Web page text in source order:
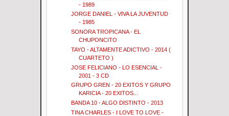
- 1989
JORGE DANIEL - VIVA LA JUVENTUD
- 1985
SONORA TROPICANA - EL
CHUPONCITO
TAYO - ALTAMENTE ADICTIVO - 2014 (
CUARTETO )
JOSE FELICIANO - LO ESENCIAL -
2001 - 3 CD
GRUPO GREN - 20 EXITOS Y GRUPO
KARICIA - 20 EXITOS...
BANDA 10 - ALGO DISTINTO - 2013
TINA CHARLES - I LOVE TO LOVE -